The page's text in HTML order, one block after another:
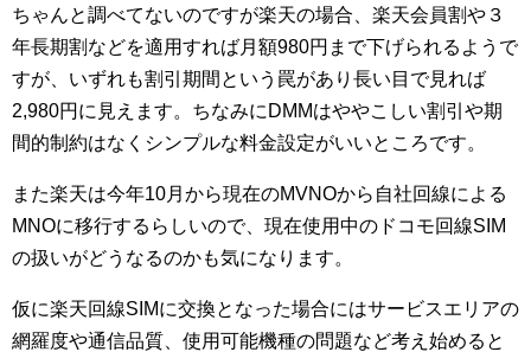
ちゃんと調べてないのですが楽天の場合、楽天会員割や３
年長期割などを適用すれば月額980円まで下げられるようで
すが、いずれも割引期間という罠があり長い目で見れば
2,980円に見えます。ちなみにDMMはややこしい割引や期
間的制約はなくシンプルな料金設定がいいところです。
また楽天は今年10月から現在のMVNOから自社回線による
MNOに移行するらしいので、現在使用中のドコモ回線SIM
の扱いがどうなるのかも気になります。
仮に楽天回線SIMに交換となった場合にはサービスエリアの
網羅度や通信品質、使用可能機種の問題など考え始めると